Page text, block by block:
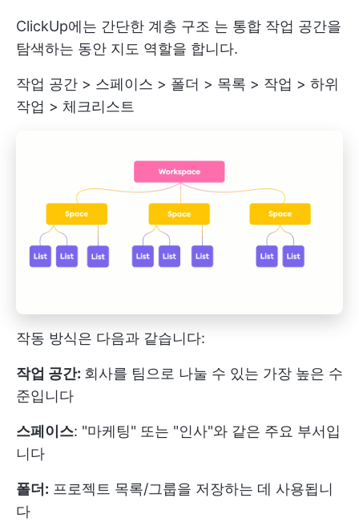
ClickUp에는 간단한 계층 구조 는 통합 작업 공간을
탐색하는 동안 지도 역할을 합니다.
작업 공간 > 스페이스 > 폴더 > 목록 > 작업 > 하위
작업 > 체크리스트
작동 방식은 다음과 같습니다:
작업 공간: 회사를 팀으로 나눌 수 있는 가장 높은 수
준입니다
스페이스: "마케팅" 또는 "인사"와 같은 주요 부서입
니다
폴더: 프로젝트 목록/그룹을 저장하는 데 사용됩니
다